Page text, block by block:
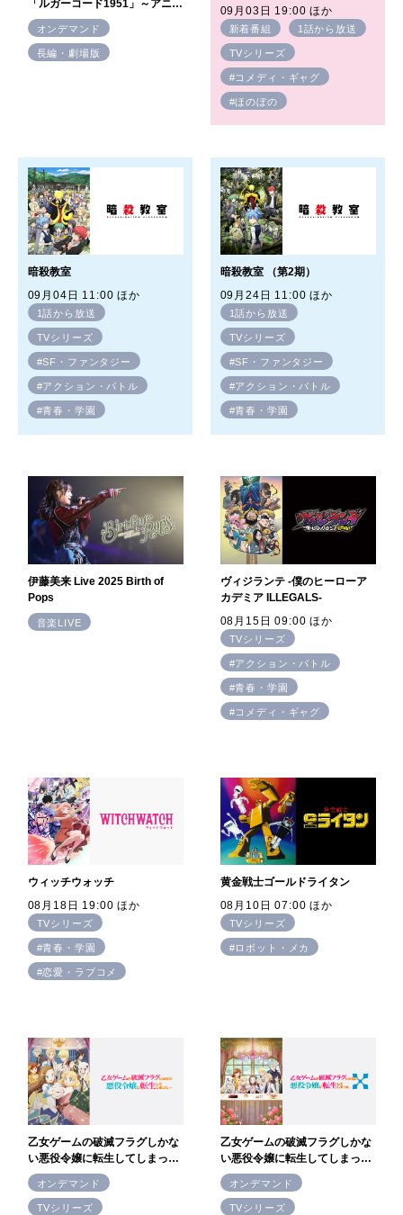
「ルガーコード1951」～アニメ
完成までの軌跡～
オンデマンド
長編・劇場版
09月03日 19:00 ほか
新着番組 1話から放送
TVシリーズ
#コメディ・ギャグ
#ほのぼの
暗殺教室
09月04日 11:00 ほか
1話から放送
TVシリーズ
#SF・ファンタジー
#アクション・バトル
#青春・学園
暗殺教室 （第2期）
09月24日 11:00 ほか
1話から放送
TVシリーズ
#SF・ファンタジー
#アクション・バトル
#青春・学園
伊藤美来 Live 2025 Birth of
Pops
音楽LIVE
ヴィジランテ -僕のヒーローア
カデミア ILLEGALS-
08月15日 09:00 ほか
TVシリーズ
#アクション・バトル
#青春・学園
#コメディ・ギャグ
ウィッチウォッチ
08月18日 19:00 ほか
TVシリーズ
#青春・学園
#恋愛・ラブコメ
黄金戦士ゴールドライタン
08月10日 07:00 ほか
TVシリーズ
#ロボット・メカ
乙女ゲームの破滅フラグしかな
い悪役令嬢に転生してしまっ
た…
オンデマンド
TVシリーズ
乙女ゲームの破滅フラグしかな
い悪役令嬢に転生してしまっ
た…Ｘ
オンデマンド
TVシリーズ